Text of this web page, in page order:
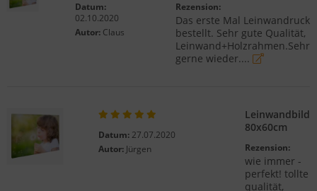
Datum:
02.10.2020
Autor: Claus
Rezension:
Das erste Mal Leinwandruck
bestellt. Sehr gute Qualität,
Leinwand+Holzrahmen.Sehr
gerne wieder....
Datum:27.07.2020
Autor:Jürgen
Leinwandbild
80x60cm
Rezension:
wie immer -
perfekt! tollte
qualität,